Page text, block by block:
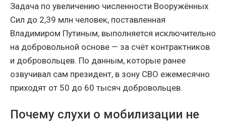
Задача по увеличению численности Вооружённых
Сил до 2,39 млн человек, поставленная
Владимиром Путиным, выполняется исключительно
на добровольной основе — за счёт контрактников
и добровольцев. По данным, которые ранее
озвучивал сам президент, в зону СВО ежемесячно
приходят от 50 до 60 тысяч добровольцев.
Почему слухи о мобилизации не